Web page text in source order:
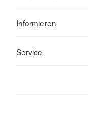
Informieren
Service